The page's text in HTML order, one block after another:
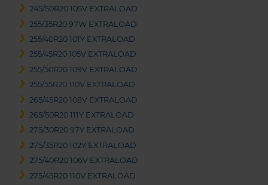
245/50R20 105V EXTRALOAD
255/35R20 97W EXTRALOAD
255/40R20 101Y EXTRALOAD
255/45R20 105V EXTRALOAD
255/50R20 109V EXTRALOAD
255/55R20 110V EXTRALOAD
265/45R20 108V EXTRALOAD
265/50R20 111Y EXTRALOAD
275/30R20 97Y EXTRALOAD
275/35R20 102Y EXTRALOAD
275/40R20 106V EXTRALOAD
275/45R20 110V EXTRALOAD